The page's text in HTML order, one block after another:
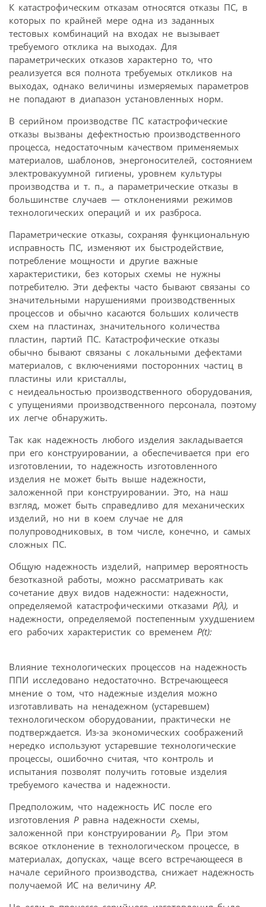
К катастрофическим отказам относятся отказы ПС, в
которых по крайней мере одна из заданных
тестовых комбинаций на входах не вызывает
требуемого отклика на выходах. Для
параметрических отказов характерно то, что
реализуется вся полнота требуемых откликов на
выходах, однако величины измеряемых параметров
не попадают в диапазон установленных норм.
В серийном производстве ПС катастрофические
отказы вызваны дефектностью производственного
процесса, недостаточным качеством применяемых
материалов, шаблонов, энергоносителей, состоянием
электровакуумной гигиены, уровнем культуры
производства и т. п., а параметрические отказы в
большинстве случаев — отклонениями режимов
технологических операций и их разброса.
Параметрические отказы, сохраняя функциональную
исправность ПС, изменяют их быстродействие,
потребление мощности и другие важные
характеристики, без которых схемы не нужны
потребителю. Эти дефекты часто бывают связаны со
значительными нарушениями производственных
процессов и обычно касаются больших количеств
схем на пластинах, значительного количества
пластин, партий ПС. Катастрофические отказы
обычно бывают связаны с локальными дефектами
материалов, с включениями посторонних частиц в
пластины или кристаллы,
с неидеальностью производственного оборудования,
с упущениями производственного персонала, поэтому
их легче обнаружить.
Так как надежность любого изделия закладывается
при его конструировании, а обеспечивается при его
изготовлении, то надежность изготовленного
изделия не может быть выше надежности,
заложенной при конструировании. Это, на наш
взгляд, может быть справедливо для механических
изделий, но ни в коем случае не для
полупроводниковых, в том числе, конечно, и самых
сложных ПС.
Общую надежность изделий, например вероятность
безотказной работы, можно рассматривать как
сочетание двух видов надежности: надежности,
определяемой катастрофическими отказами Ρ(λ), и
надежности, определяемой постепенным ухудшением
его рабочих характеристик со временем P(t):
Влияние технологических процессов на надежность
ППИ исследовано недостаточно. Встречающееся
мнение о том, что надежные изделия можно
изготавливать на ненадежном (устаревшем)
технологическом оборудовании, практически не
подтверждается. Из-за экономических соображений
нередко используют устаревшие технологические
процессы, ошибочно считая, что контроль и
испытания позволят получить готовые изделия
требуемого качества и надежности.
Предположим, что надежность ИС после его
изготовления Р равна надежности схемы,
заложенной при конструировании Р0. При этом
всякое отклонение в технологическом процессе, в
материалах, допусках, чаще всего встречающееся в
начале серийного производства, снижает надежность
получаемой ИС на величину АР.